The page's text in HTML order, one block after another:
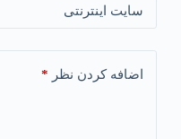
سایت اینترنتی
اضافه کردن نظر *